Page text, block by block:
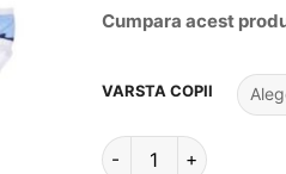
Cumpara acest
VARSTA COPII
Cantitate Set 3